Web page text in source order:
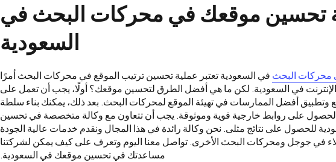
تحسين موقعك في محركات البحث في
السعودية
البحث في السعودية تعتبر عملية تحسين ترتيب الموقع في محركات البحث أمرًا
في السعودية. لكن ما هي أفضل الطرق لتحسين موقعك؟ أولًا، يجب أن تعمل على
أفضل الممارسات في تهيئة الموقع لمحركات البحث. بعد ذلك، يمكنك بناء سلطة
على روابط خارجية قوية وموثوقة. يجب أن تتعاون مع وكالة متخصصة في تحسين
للحصول على نتائج مثلى. نحن وكالة رائدة في هذا المجال ونقدم خدمات عالية الجودة
في جوجل ومحركات البحث الأخرى. تواصل معنا اليوم وتعرف على كيف يمكن لشركتنا
مساعدتك في تحسين موقعك في السعودية.